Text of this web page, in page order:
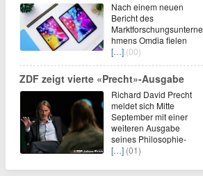
Nach einem neuen
Bericht des
Marktforschungsunterne
hmens Omdia fielen
[…] (00)
ZDF zeigt vierte «Precht»-Ausgabe
Richard David Precht
meldet sich Mitte
September mit einer
weiteren Ausgabe
seines Philosophie-
[…] (01)